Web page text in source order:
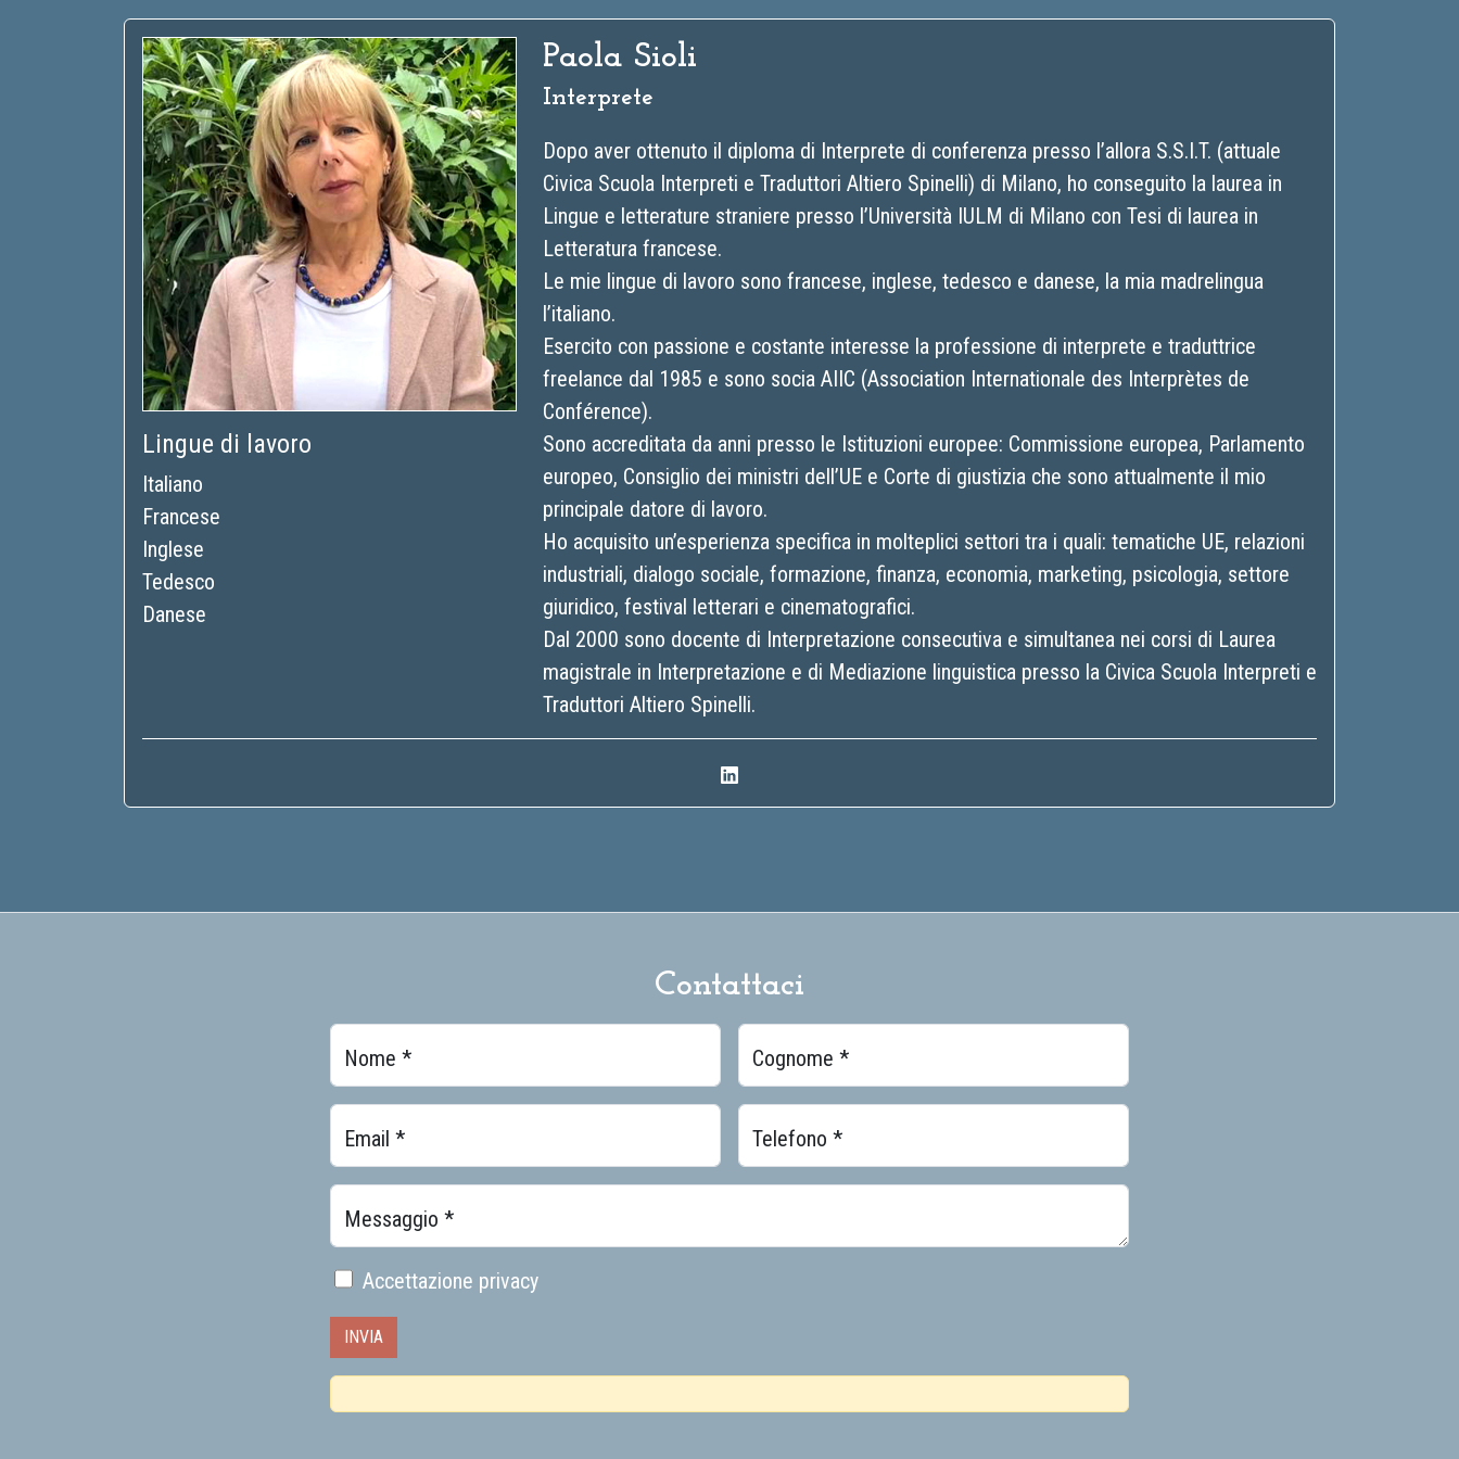
Lingue di lavoro
Italiano
Francese
Inglese
Tedesco
Danese
Paola Sioli
Interprete
Dopo aver ottenuto il diploma di Interprete di conferenza presso l’allora S.S.I.T. (attuale
Civica Scuola Interpreti e Traduttori Altiero Spinelli) di Milano, ho conseguito la laurea in
Lingue e letterature straniere presso l’Università IULM di Milano con Tesi di laurea in
Letteratura francese.
Le mie lingue di lavoro sono francese, inglese, tedesco e danese, la mia madrelingua
l’italiano.
Esercito con passione e costante interesse la professione di interprete e traduttrice
freelance dal 1985 e sono socia AIIC (Association Internationale des Interprètes de
Conférence).
Sono accreditata da anni presso le Istituzioni europee: Commissione europea, Parlamento
europeo, Consiglio dei ministri dell’UE e Corte di giustizia che sono attualmente il mio
principale datore di lavoro.
Ho acquisito un’esperienza specifica in molteplici settori tra i quali: tematiche UE, relazioni
industriali, dialogo sociale, formazione, finanza, economia, marketing, psicologia, settore
giuridico, festival letterari e cinematografici.
Dal 2000 sono docente di Interpretazione consecutiva e simultanea nei corsi di Laurea
magistrale in Interpretazione e di Mediazione linguistica presso la Civica Scuola Interpreti e
Traduttori Altiero Spinelli.
Contattaci
Nome * Cognome *
Email * Telefono *
Messaggio *
Accettazione privacy